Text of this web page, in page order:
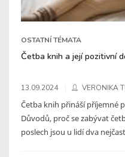
OSTATNÍ TÉMATA
Četba knih a její pozitivní
13.09.2024 VERONIKA
Četba knih přináší příjemné
Důvodů, proč se zabývat
poslech jsou u lidí dva